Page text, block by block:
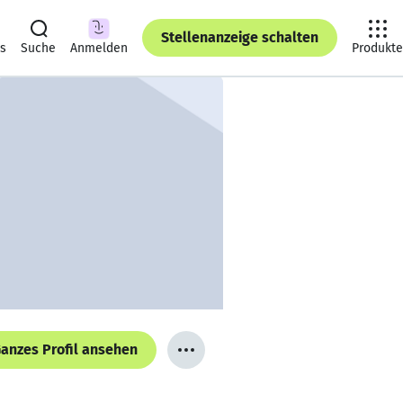
Suche Anmelden
Stellenanzeige schalten
Produkte
Profil ansehen